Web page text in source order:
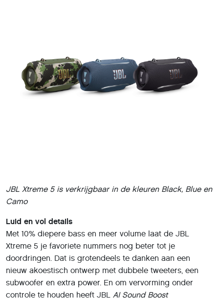
JBL Xtreme 5 is verkrijgbaar in de kleuren Black, Blue en
Camo
Luid en vol details
Met 10% diepere bass en meer volume laat de JBL
Xtreme 5 je favoriete nummers nog beter tot je
doordringen. Dat is grotendeels te danken aan een
nieuw akoestisch ontwerp met dubbele tweeters, een
subwoofer en extra power. En om vervorming onder
controle te houden heeft JBL AI Sound Boost